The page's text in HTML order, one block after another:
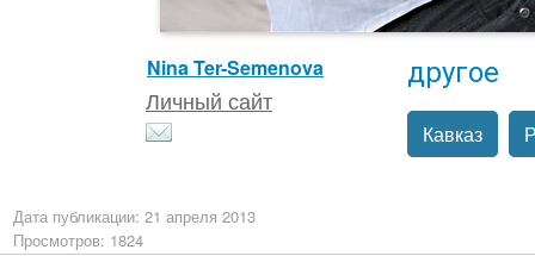
Nina Ter-Semenova
Личный сайт
другое
Кавказ
Дата публикации: 21 апреля 2013
Просмотров: 1824